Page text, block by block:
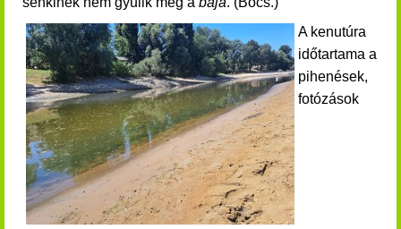
A kenutúra
időtartama a
pihenések,
fotózások